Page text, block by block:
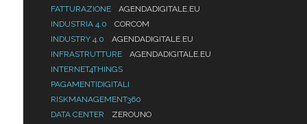
FATTURAZIONE
AGENDADIGITALE.EU
INDUSTRIA 4.0
CORCOM
INDUSTRY 4.0
AGENDADIGITALE.EU
INFRASTRUTTURE
AGENDADIGITALE.EU
INTERNET4THINGS
PAGAMENTIDIGITALI
RISKMANAGEMENT360
DATA CENTER
ZEROUNO